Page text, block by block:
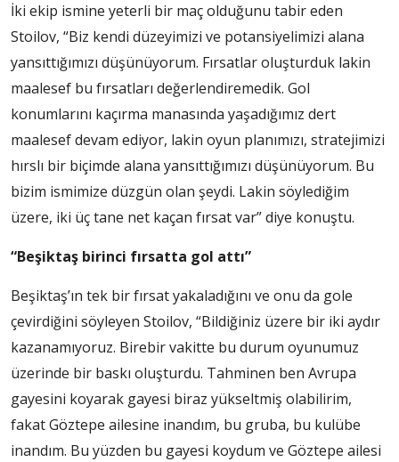
İki ekip ismine yeterli bir maç olduğunu tabir eden
Stoilov, “Biz kendi düzeyimizi ve potansiyelimizi alana
yansıttığımızı düşünüyorum. Fırsatlar oluşturduk lakin
maalesef bu fırsatları değerlendiremedik. Gol
konumlarını kaçırma manasında yaşadığımız dert
maalesef devam ediyor, lakin oyun planımızı, stratejimizi
hırslı bir biçimde alana yansıttığımızı düşünüyorum. Bu
bizim ismimize düzgün olan şeydi. Lakin söylediğim
üzere, iki üç tane net kaçan fırsat var” diye konuştu.
“Beşiktaş birinci fırsatta gol attı”
Beşiktaş’ın tek bir fırsat yakaladığını ve onu da gole
çevirdiğini söyleyen Stoilov, “Bildiğiniz üzere bir iki aydır
kazanamıyoruz. Birebir vakitte bu durum oyunumuz
üzerinde bir baskı oluşturdu. Tahminen ben Avrupa
gayesini koyarak gayesi biraz yükseltmiş olabilirim,
fakat Göztepe ailesine inandım, bu gruba, bu kulübe
inandım. Bu yüzden bu gayesi koydum ve Göztepe ailesi